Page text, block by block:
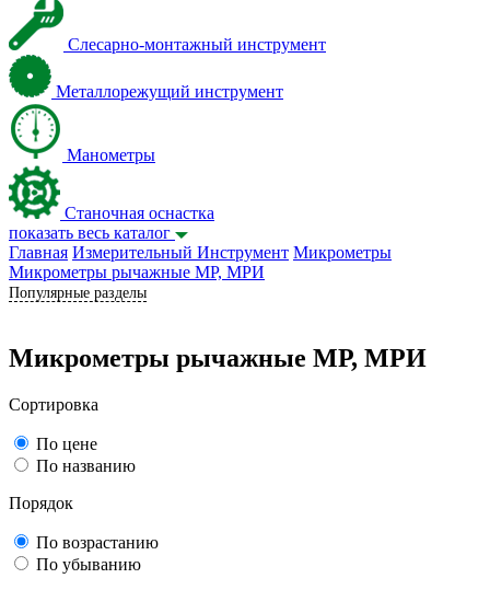
Слесарно-монтажный инструмент
Металлорежущий инструмент
Манометры
Станочная оснастка
показать весь каталог
Главная Измерительный Инструмент Микрометры
Микрометры рычажные МР, МРИ
Популярные разделы
Микрометры рычажные МР, МРИ
Сортировка
По цене
По названию
Порядок
По возрастанию
По убыванию